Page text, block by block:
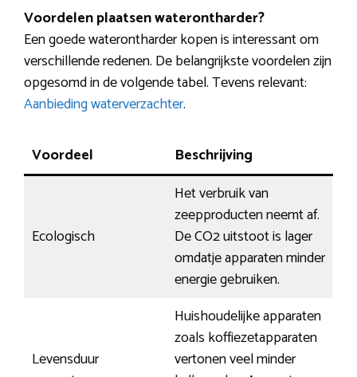
Voordelen plaatsen waterontharder?
Een goede waterontharder kopen is interessant om
verschillende redenen. De belangrijkste voordelen zijn
opgesomd in de volgende tabel. Tevens relevant:
Aanbieding waterverzachter.
Voordeel Beschrijving
Ecologisch
Het verbruik van
zeepproducten neemt af.
De CO2 uitstoot is lager
omdatje apparaten minder
energie gebruiken.
Levensduur
Huishoudelijke apparaten
zoals koffiezetapparaten
vertonen veel minder